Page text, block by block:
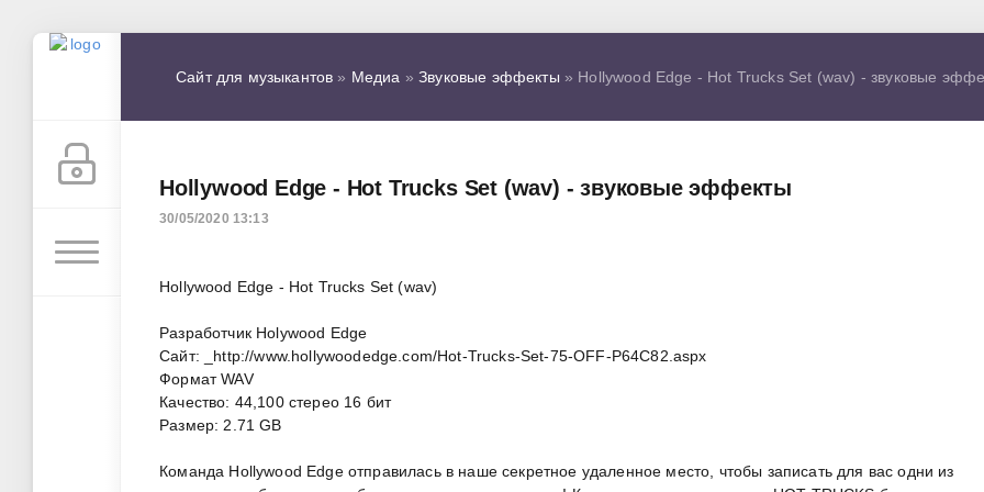
Сайт для музыкантов » Медиа »Звуковые эффекты » Hollywood Edge - Hot Trucks Set (wav) - звуковые
Hollywood Edge - Hot Trucks Set (wav) - звуковые эффекты
30/05/2020 13:13
Hollywood Edge - Hot Trucks Set (wav)
Разработчик Holywood Edge
Сайт: _http://www.hollywoodedge.com/Hot-Trucks-Set-75-OFF-P64C82.aspx
Формат WAV
Качество: 44,100 стерео 16 бит
Размер: 2.71 GB
Команда Hollywood Edge отправилась в наше секретное удаленное место, чтобы записать для вас одни из